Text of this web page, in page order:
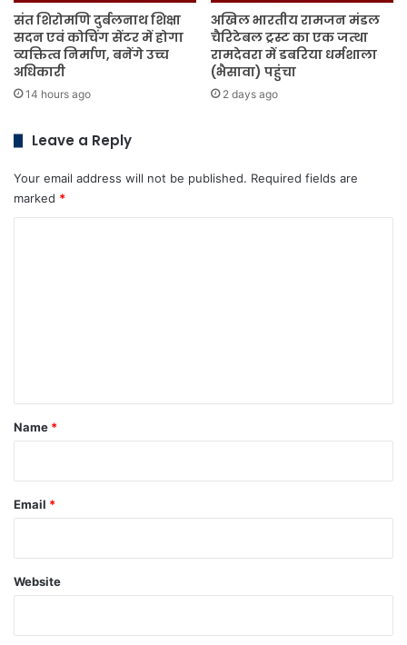
संत शिरोमणि दुर्बलनाथ शिक्षा
सदन एवं कोचिंग सेंटर में होगा
व्यक्तित्व निर्माण, बनेंगे उच्च
अधिकारी
14 hours ago
अखिल भारतीय रामजन मंडल
चैरिटेबल ट्रस्ट का एक जत्था
रामदेवरा में डबरिया धर्मशाला
(भैसावा) पहुंचा
2 days ago
Leave a Reply
Your email address will not be published. Required fields are
marked *
*
Name *
Email *
Website